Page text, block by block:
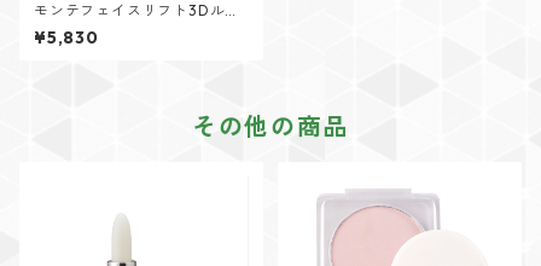
モンテフェイスリフト3Dルー
スパウダー（6ｇ）
¥5,830
その他の商品